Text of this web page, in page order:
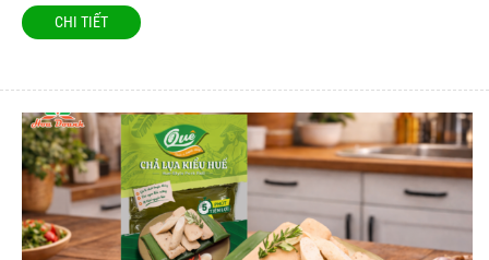
CHI TIẾT